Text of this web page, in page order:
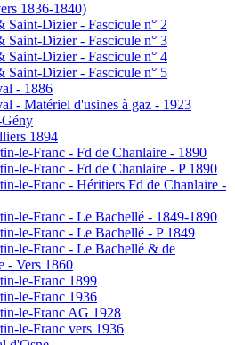
1836-1840)
Saint-Dizier - Fascicule n° 2
Saint-Dizier - Fascicule n° 3
Saint-Dizier - Fascicule n° 4
Saint-Dizier - Fascicule n° 5
- 1886
- Matériel d'usines à gaz - 1923
1894
le-Franc - Fd de Chanlaire - 1890
le-Franc - Fd de Chanlaire - P 1890
le-Franc - Héritiers Fd de Chanlaire -
le-Franc - Le Bachellé - 1849-1890
le-Franc - Le Bachellé - P 1849
le-Franc - Le Bachellé & de
- Vers 1860
le-Franc 1899
le-Franc 1936
le-Franc AG 1928
le-Franc vers 1936